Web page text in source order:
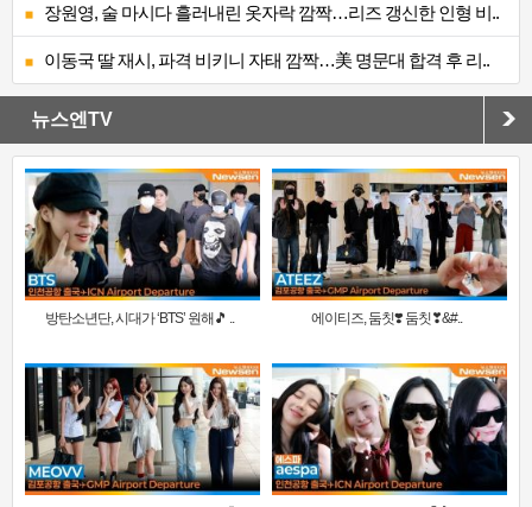
장원영, 술 마시다 흘러내린 옷자락 깜짝…리즈 갱신한 인형 비..
이동국 딸 재시, 파격 비키니 자태 깜짝…美 명문대 합격 후 리..
뉴스엔TV
방탄소년단, 시대가 ‘BTS’ 원해🎵 .. 에이티즈, 둠칫❣️ 둠칫❣&#..